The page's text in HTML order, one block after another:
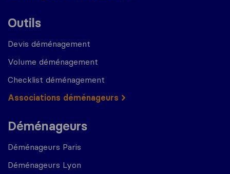
Outils
Devis déménagement
Volume déménagement
Checklist déménagement
Associations déménageurs
Déménageurs
Déménageurs Paris
Déménageurs Lyon